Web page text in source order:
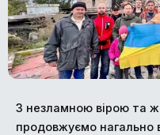
З незламною вірою та
продовжуємо нагально